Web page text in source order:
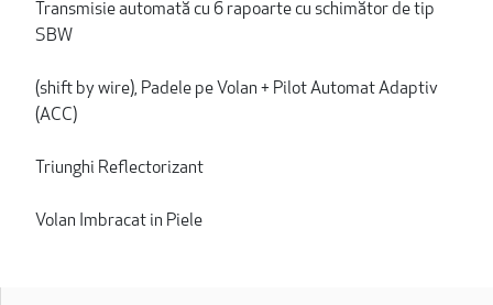
Transmisie automată cu 6 rapoarte cu schimător de tip
SBW
(shift by wire), Padele pe Volan + Pilot Automat Adaptiv
(ACC)
Triunghi Reflectorizant
Volan Imbracat in Piele